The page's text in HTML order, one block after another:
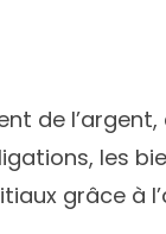
de
les
grâce à